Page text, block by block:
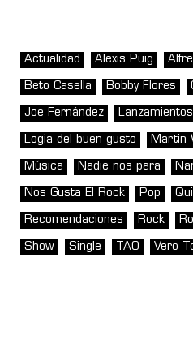
Actualidad Alexis Puig
Beto Casella Bobby Flores
Joe Fernández Lanzamientos
Logia del buen gusto Martin
Música Nadie nos para
Nos Gusta El Rock Pop
Recomendaciones Rock
Show Single TAO Vero